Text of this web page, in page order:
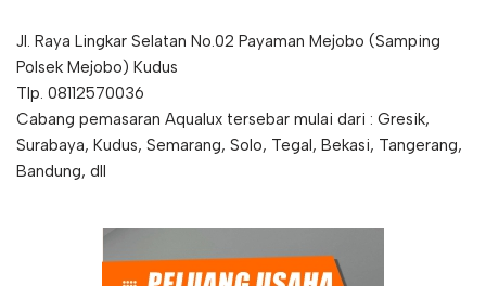
Jl. Raya Lingkar Selatan No.02 Payaman Mejobo (Samping
Polsek Mejobo) Kudus
Tlp. 08112570036
Cabang pemasaran Aqualux tersebar mulai dari : Gresik,
Surabaya, Kudus, Semarang, Solo, Tegal, Bekasi, Tangerang,
Bandung, dll